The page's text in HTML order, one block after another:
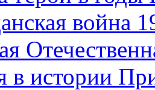
война
в истории